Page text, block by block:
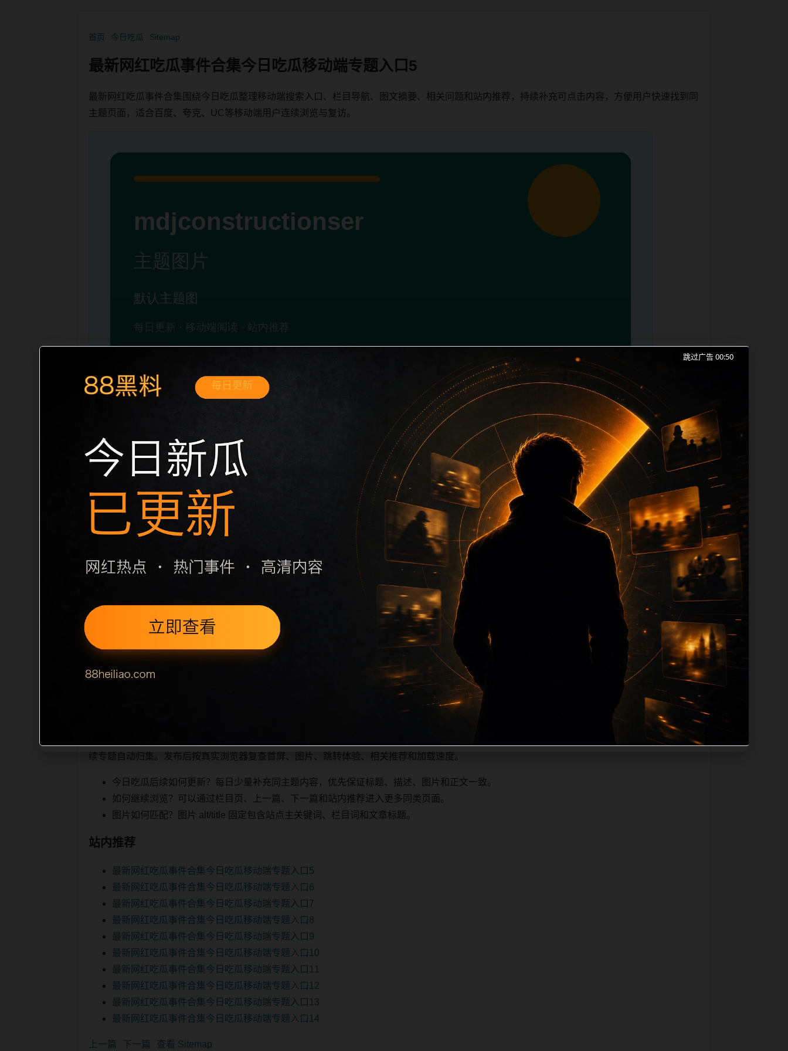
首页 今日吃瓜 Sitemap
最新网红吃瓜事件合集今日吃瓜移动端专题入口5
最新网红吃瓜事件合集围绕今日吃瓜整理移动端搜索入口、栏目导航、图文摘要、相关问题和站内推荐，持续补充可点击内容，方便用户快速找到同
主题页面，适合百度、夸克、UC等移动端用户连续浏览与复访。
最新网红吃瓜事件合集今日吃瓜移动端专题入口5面向移动端用户的连续浏览场景整理，核心围绕最新网红吃瓜事件合集、今日吃瓜和同类长尾需求
展开。页面先给出清晰主题，再把相关入口、同类推荐和上下文说明放在同一层级，减少用户来回搜索的成本。内容更新时优先保留真实可点击入
口、稳定标题、明确描述和本地主题图，避免只堆关键词而没有可读信息。第5篇内容用于补齐栏目深度，同时帮助 sitemap、栏目页、首页推荐形
成更自然的内链关系。图片说明统一绑定站点主关键词、栏目词和文章标题，让搜索引擎能够从标题、正文、图片 alt、title 之
栏目内容归集
间识别一致主题。后续每日采集时，建议继续执行远程图片本地化、坏图默认图兜底、标题去重和 description 长度过滤。如果同一主题下有多个相
近页面，应通过不同角度补充事件背景、访问场景、相关问题或专题入口，降低站群页面之间的重复感。页面底部保留同类推荐、上一篇下一篇和
sitemap 入口，保证重要页面点击深度尽量控制在三次以内。正文维护时可按用户搜索路径补充三类信息：入口是否稳定、同栏目还有哪些可继续阅
读、移动端打开时图片和摘要是否一致。每次新增内容后同步检查标题、description、canonical、主题图、alt、title和推荐链接，确保页面既能被搜
索引擎理解，也能让真实用户
顺着栏目继续浏览。同站连续更新时避免重复标题和重复首段，优先补充不同关键词、不同栏目词和不同问题角度。栏目页则保留清晰入口，方便后
续专题自动归集。发布后按真实浏览器复查首屏、图片、跳转体验、相关推荐和加载速度。
今日吃瓜后续如何更新？每日少量补充同主题内容，优先保证标题、描述、图片和正文一致。
如何继续浏览？可以通过栏目页、上一篇、下一篇和站内推荐进入更多同类页面。
图片如何匹配？图片 alt/title 固定包含站点主关键词、栏目词和文章标题。
站内推荐
最新网红吃瓜事件合集今日吃瓜移动端专题入口5
最新网红吃瓜事件合集今日吃瓜移动端专题入口6
最新网红吃瓜事件合集今日吃瓜移动端专题入口7
最新网红吃瓜事件合集今日吃瓜移动端专题入口8
最新网红吃瓜事件合集今日吃瓜移动端专题入口9
最新网红吃瓜事件合集今日吃瓜移动端专题入口10
最新网红吃瓜事件合集今日吃瓜移动端专题入口11
最新网红吃瓜事件合集今日吃瓜移动端专题入口12
最新网红吃瓜事件合集今日吃瓜移动端专题入口13
最新网红吃瓜事件合集今日吃瓜移动端专题入口14
上一篇 下一篇 查看 Sitemap
跳过广告 00:49